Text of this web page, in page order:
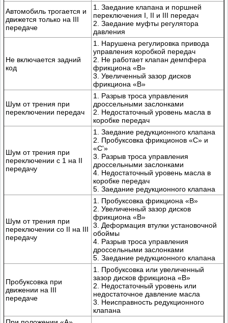
Автомобиль трогается и
движется только на III
передаче
1. Заедание клапана и поршней
переключения I, II и III передач
2. Заедание муфты регулятора
давления
Не включается задний
код
1. Нарушена регулировка привода
управления коробкой передач
2. Не работает клапан демпфера
фрикциона «В»
3. Увеличенный зазор дисков
фрикциона «В»
Шум от трения при
переключении передач
1. Разрыв троса управления
дроссельными заслонками
2. Недостаточный уровень масла в
коробке передач
Шум от трения при
переключении с 1 на II
передачу
1. Заедание редукционного клапана
2. Пробуксовка фрикционов «С» и
«С'»
3. Разрыв троса управления
дроссельными заслонками
4. Недостаточный уровень масла в
коробке передач
5. Заедание редукционного клапана
Шум от трения при
переключении со II на III
передачу
1. Пробуксовка фрикциона «В»
2. Увеличенный зазор дисков
фрикциона «В»
3. Деформация втулки установочной
обоймы
4. Разрыв троса управления
дроссельными заслонками
5. Заедание редукционного клапана
Пробуксовка при
движении на III
передаче
1. Пробуксовка или увеличенный
зазор дисков фрикциона «В»
2. Недостаточный уровень или
недостаточное давление масла
3. Неисправность редукционного
клапана